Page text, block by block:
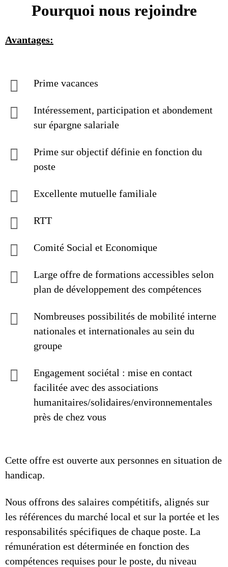
Pourquoi nous rejoindre
Avantages:
Prime vacances
Intéressement, participation et abondement
sur épargne salariale
Prime sur objectif définie en fonction du
poste
Excellente mutuelle familiale
RTT
Comité Social et Economique
Large offre de formations accessibles selon
plan de développement des compétences
Nombreuses possibilités de mobilité interne
nationales et internationales au sein du
groupe
Engagement sociétal : mise en contact
facilitée avec des associations
humanitaires/solidaires/environnementales
près de chez vous
Cette offre est ouverte aux personnes en situation de
handicap.
Nous offrons des salaires compétitifs, alignés sur
les références du marché local et sur la portée et les
responsabilités spécifiques de chaque poste. La
rémunération est déterminée en fonction des
compétences requises pour le poste, du niveau